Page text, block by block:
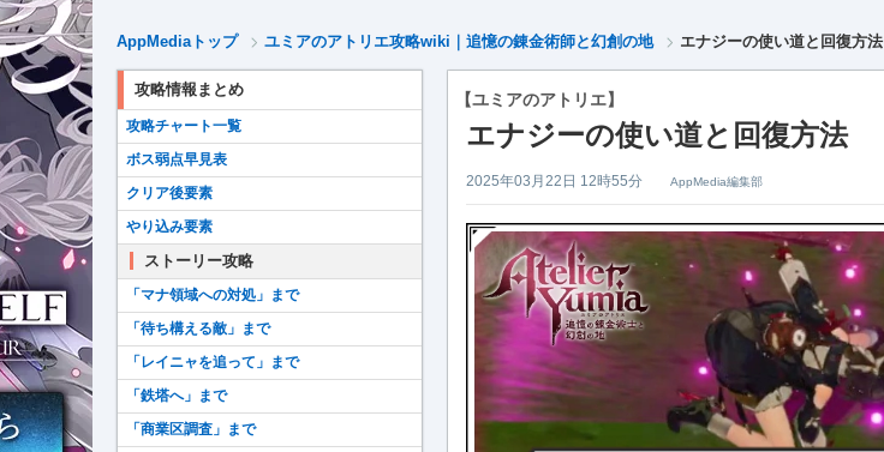
AppMediaトップ ユミアのアトリエ攻略wiki｜追憶の錬金術師と幻創の地 エナジーの使い道と回復方法
【ユミアのアトリエ】
エナジーの使い道と回復方法
2025年03月22日 12時55分 AppMedia編集部
攻略情報まとめ
攻略チャート一覧
ボス弱点早見表
クリア後要素
やり込み要素
ストーリー攻略
「マナ領域への対処」まで
「待ち構える敵」まで
「レイニャを追って」まで
「鉄塔へ」まで
「商業区調査」まで